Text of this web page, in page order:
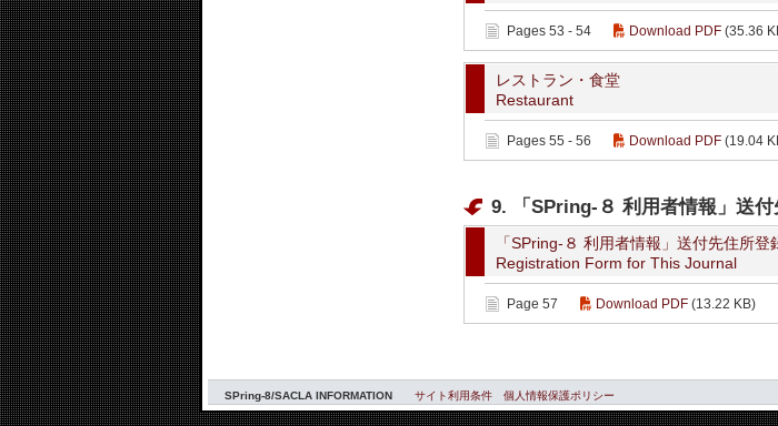
Pages 53 - 54 Download PDF (35.36
レストラン・食堂
Restaurant
Pages 55 - 56 Download PDF (19.04
9. 「SPring-８ 利用者情報」送
「SPring-８ 利用者情報」送付先住所登
Registration Form for This Journal
Page 57 Download PDF (13.22 KB)
SPring-8/SACLA INFORMATION サイト利用条件 個人情報保護ポリシー